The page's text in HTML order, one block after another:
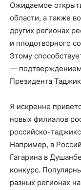
Ожидаемое
области, а также
других регионах
и плодотворного
Этому
—
Президента
Я искренне
новых филиалов
российско-
Например, в
Гагарина в
конкурс.
разных регионах